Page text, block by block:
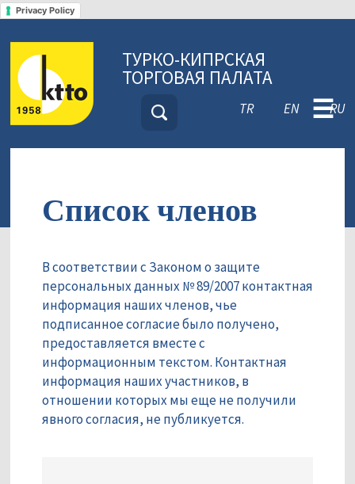
Privacy Policy
ТУРКО-КИПРСКАЯ
ТОРГОВАЯ ПАЛАТА
TR EN RU
☰
Список членов
В соответствии с Законом о защите
персональных данных № 89/2007 контактная
информация наших членов, чье
подписанное согласие было получено,
предоставляется вместе с
информационным текстом. Контактная
информация наших участников, в
отношении которых мы еще не получили
явного согласия, не публикуется.